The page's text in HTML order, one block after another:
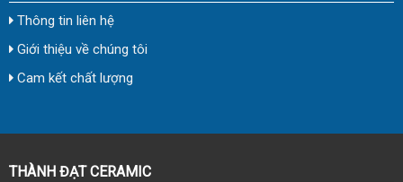
Thông tin liên hệ
Giới thiệu về chúng tôi
Cam kết chất lượng
THÀNH ĐẠT CERAMIC